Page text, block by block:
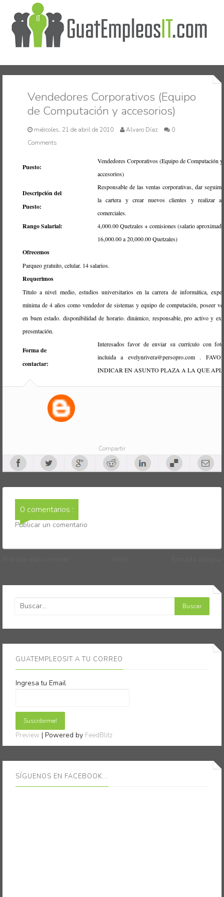
Inicio
Vendedores Corporativos (Equipo
de Computación y accesorios)
miércoles, 21 de abril de 2010 Alvaro Díaz
0
Comments
Puesto:
Vendedores Corporativos (Equipo de Computación y
accesorios)
Descripción del
Puesto:
Responsable de las ventas corporativas, dar
la cartera y crear nuevos clientes y realizar
comerciales.
Rango Salarial:
4,000.00 Quetzales + comisiones (salario aproximado
16,000.00 a 20,000.00 Quetzales)
Ofrecemos
Parqueo gratuito, celular. 14 salarios.
Requerimos
Titulo a nivel medio, estudios universitarios en la carrera de informática,
mínima de 4 años como vendedor de sistemas y equipo de computación, poseer
en buen estado. disponibilidad de horario. dinámico, responsable, pro activo y
presentación.
Forma de
contactar:
Interesados favor de enviar su currículo con
incluida a evelynrivera@persopro.com .
INDICAR EN ASUNTO PLAZA A LA QUE
Compartir
0 comentarios :
Publicar un comentario
GUATEMPLEOSIT A TU CORREO
Ingresa tu Email
Preview | Powered by FeedBlitz
SÍGUENOS EN FACEBOOK...